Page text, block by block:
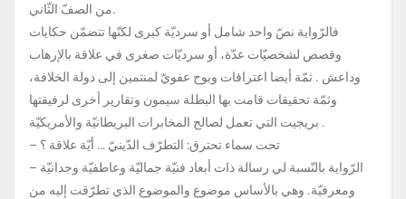
من الصفّ الثّاني.
فالرّواية نصّ واحد شامل أو سرديّة كبرى لكنّها تتضمّن حكايات
وقصص لشخصيّات عدّة، أو سرديّات صغرى في علاقة بالإرهاب
وداعش . ثمّة أيضا اعترافات وبوح عفويّ لمنتمين إلى دولة الخلافة،
وثمّة تحقيقات قامت بها البطلة سيمون وتقارير أخرى لرفيقتها
بريجيت التي تعمل لصالح المخابرات البريطانيّة والأمريكيّة .
– تحت سماء تحترق: التطرّف الدّينيّ … أيّة علاقة ؟
– الرّواية بالنّسبة لي رسالة ذات أبعاد فنيّة جماليّة وعاطفيّة وجدانيّة
ومعرفيّة. وهي بالأساس موضوع والموضوع الذي تطرّقت إليه من